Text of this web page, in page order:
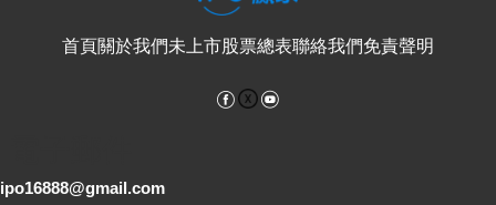
首頁關於我們未上市股票總表聯絡我們免責聲明
Facebook
ipo16888@gmail.com